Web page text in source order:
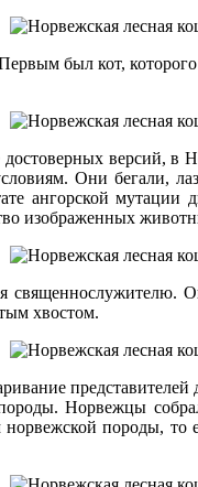
был кот,
версий, в
Они бегали,
ангорской
изображенных
хвостом.
Норвежцы
породы,